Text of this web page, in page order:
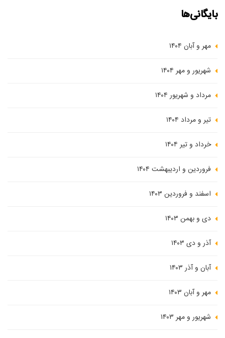
بایگانی‌ها
مهر و آبان ۱۴۰۴
شهریور و مهر ۱۴۰۴
مرداد و شهریور ۱۴۰۴
تیر و مرداد ۱۴۰۴
خرداد و تیر ۱۴۰۴
فروردین و اردیبهشت ۱۴۰۴
اسفند و فروردین ۱۴۰۳
دی و بهمن ۱۴۰۳
آذر و دی ۱۴۰۳
آبان و آذر ۱۴۰۳
مهر و آبان ۱۴۰۳
شهریور و مهر ۱۴۰۳